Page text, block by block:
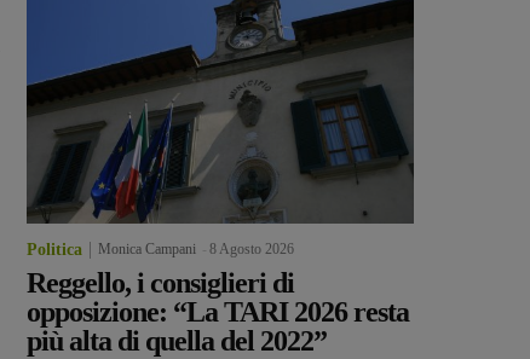
Politica Monica Campani 8 Agosto 2026
Reggello, i consiglieri di
opposizione: “La TARI 2026 resta
più alta di quella del 2022”